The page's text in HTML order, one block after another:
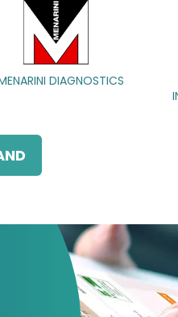
DIAGNOSTICS
DIAGNOSTICS